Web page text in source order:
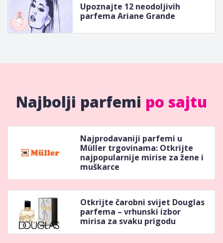
Upoznajte 12 neodoljivih
parfema Ariane Grande
Najbolji parfemi po sajtu
Najprodavaniji parfemi u
Müller trgovinama: Otkrijte
najpopularnije mirise za žene i
muškarce
Otkrijte čarobni svijet Douglas
parfema – vrhunski izbor
mirisa za svaku prigodu